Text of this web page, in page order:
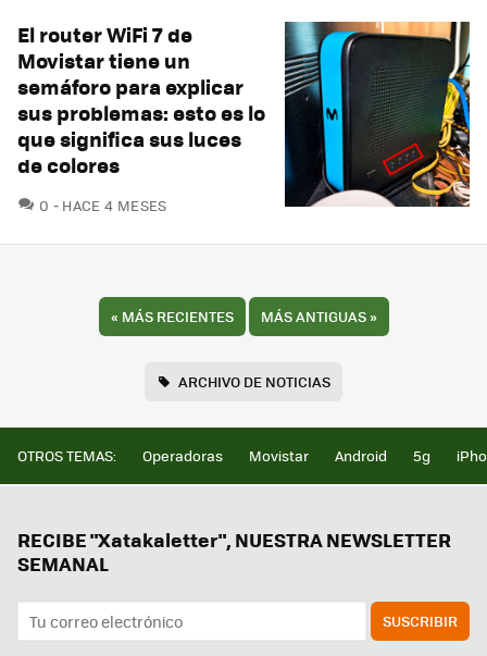
El router WiFi 7 de
Movistar tiene un
semáforo para explicar
sus problemas: esto es lo
que significa sus luces
de colores
0 COMENTARIOS
HACE 4 MESES
« MÁS RECIENTES MÁS ANTIGUAS»
ARCHIVO DE NOTICIAS
OTROS TEMAS: Operadoras Movistar Android 5g
RECIBE "Xatakaletter", NUESTRA NEWSLETTER
SEMANAL
SUSCRIBIR